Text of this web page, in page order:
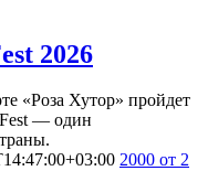
2026
«Роза Хутор» пройдет
— один
2000 от 2